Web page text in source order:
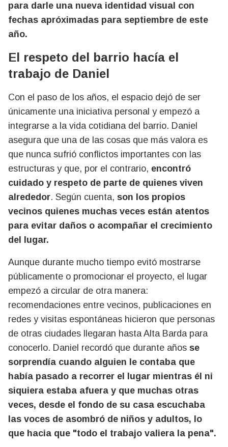
para darle una nueva identidad visual con
fechas apróximadas para septiembre de este
año.
El respeto del barrio hacía el
trabajo de Daniel
Con el paso de los años, el espacio dejó de ser
únicamente una iniciativa personal y empezó a
integrarse a la vida cotidiana del barrio. Daniel
asegura que una de las cosas que más valora es
que nunca sufrió conflictos importantes con las
estructuras y que, por el contrario, encontró
cuidado y respeto de parte de quienes viven
alrededor. Según cuenta, son los propios
vecinos quienes muchas veces están atentos
para evitar daños o acompañar el crecimiento
del lugar.
Aunque durante mucho tiempo evitó mostrarse
públicamente o promocionar el proyecto, el lugar
empezó a circular de otra manera:
recomendaciones entre vecinos, publicaciones en
redes y visitas espontáneas hicieron que personas
de otras ciudades llegaran hasta Alta Barda para
conocerlo. Daniel recordó que durante años se
sorprendía cuando alguien le contaba que
había pasado a recorrer el lugar mientras él ni
siquiera estaba afuera y que muchas otras
veces, desde el fondo de su casa escuchaba
las voces de asombró de niños y adultos, lo
que hacia que "todo el trabajo valiera la pena".